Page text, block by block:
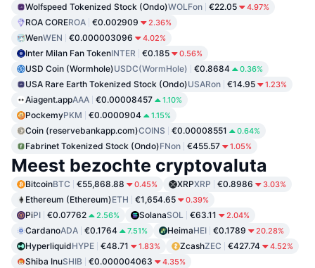
Wolfspeed Tokenized Stock (Ondo)WOLFon €22.05 4.97%
ROA COREROA €0.002909 2.36%
WenWEN €0.000003096 4.02%
Inter Milan Fan TokenINTER €0.185 0.56%
USD Coin (Wormhole)USDC(WormHole) €0.8684 0.36%
USA Rare Earth Tokenized Stock (Ondo)USARon €14.95 1.23%
Aiagent.appAAA €0.00008457 1.10%
PockemyPKM €0.0000904 1.15%
Coin (reservebankapp.com)COINS €0.00008551 0.64%
Fabrinet Tokenized Stock (Ondo)FNon €455.57 1.05%
Meest bezochte cryptovaluta
BitcoinBTC €55,868.88 0.45% XRPXRP €0.8986 3.03%
Ethereum (Ethereum)ETH €1,654.65 0.39%
PiPI €0.07762 2.56% SolanaSOL €63.11 2.04%
CardanoADA €0.1764 7.51% HeimaHEI €0.1789 20.28%
HyperliquidHYPE €48.71 1.83% ZcashZEC €427.74 4.52%
Shiba InuSHIB €0.000004063 4.35%